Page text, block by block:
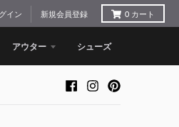
イン 新規会員登録 0 カート
アウター シューズ